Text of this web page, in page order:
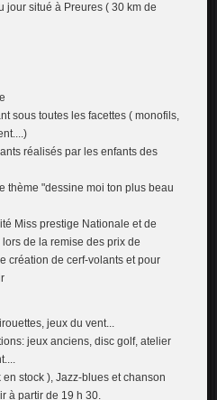
jour situé à Preures ( 30 km de
sous toutes les facettes ( monofils,
réalisés par les enfants des
thème "dessine moi ton plus beau
Miss prestige Nationale et de
de la remise des prix de
création de cerf-volants et pour
jeux du vent...
jeux anciens, disc golf, atelier
stock ), Jazz-blues et chanson
à partir de 19 h 30.